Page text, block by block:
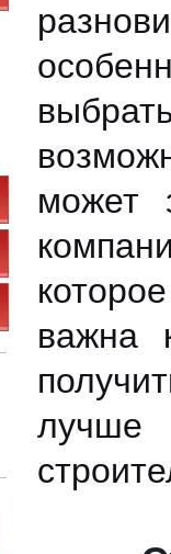
может
важна
лучше